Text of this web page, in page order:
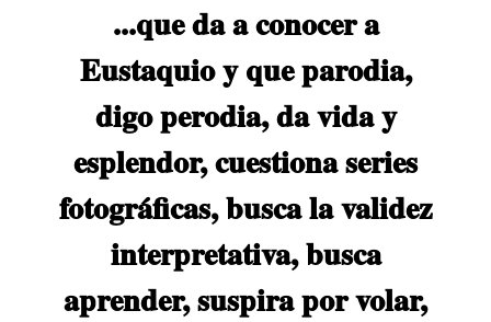
...que da a conocer a
Eustaquio y que parodia,
digo perodia, da vida y
esplendor, cuestiona series
fotográficas, busca la validez
interpretativa, busca
aprender, suspira por volar,